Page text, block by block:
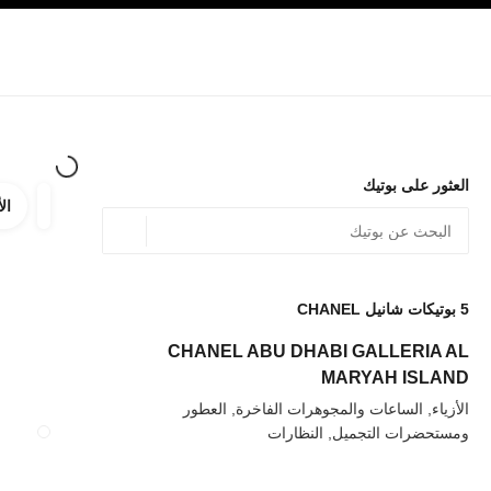
العثور على بوتيك
5 بوتيكات شانيل CHANEL
عودة إلى المرشحات
CHANEL ABU DHABI GALLERIA AL
MARYAH ISLAND
الأزياء, الساعات والمجوهرات الفاخرة, العطور
ومستحضرات التجميل, النظارات